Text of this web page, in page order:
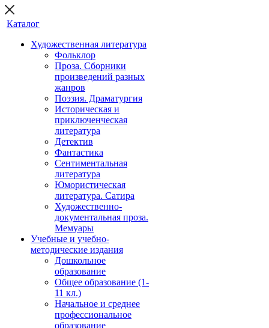
Каталог
Художественная литература
Фольклор
Проза. Сборники
произведений разных
жанров
Поэзия. Драматургия
Историческая и
приключенческая
литература
Детектив
Фантастика
Сентиментальная
литература
Юмористическая
литература. Сатира
Художественно-
документальная проза.
Мемуары
Учебные и учебно-
методические издания
Дошкольное
образование
Общее образование (1-
11 кл.)
Начальное и среднее
профессиональное
образование